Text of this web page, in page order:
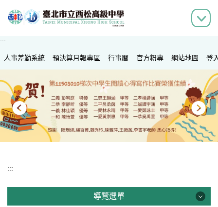
到
容
區
:::
人事差勤系統 預決算月報專區 行事曆 官方粉專 網站地圖 登
:::
導覽選單